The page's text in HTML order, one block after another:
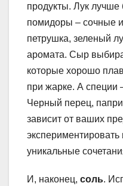
продукты. Лук лучше
помидоры – сочные
петрушка, зеленый
аромата. Сыр
которые хорошо
при жарке. А специи
Черный перец,
зависит от ваших
экспериментировать
уникальные
И, наконец, соль.